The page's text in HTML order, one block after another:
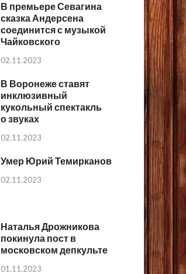
В премьере Севагина
сказка Андерсена
соединится с музыкой
Чайковского
02.11.2023
В Воронеже ставят
инклюзивный
кукольный спектакль
о звуках
02.11.2023
Умер Юрий Темирканов
02.11.2023
Наталья Дрожникова
покинула пост в
московском депкульте
01.11.2023